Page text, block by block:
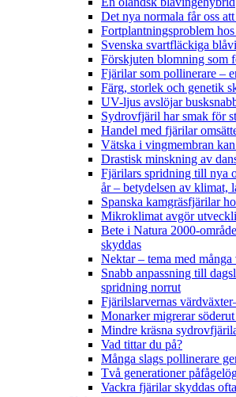
Det nya normala får oss
Fortplantningsproblem
Svenska svartfläckiga
Förskjuten blomning som
Fjärilar som pollinerare –
Färg, storlek och genetik
UV-ljus avslöjar
Sydrovfjäril har smak för
Handel med fjärilar
Vätska i vingmembran
Drastisk minskning av
Fjärilars spridning till nya
år– betydelsen av klimat,
Spanska kamgräsfjärilar
Mikroklimat avgör
Bete i Natura 2000-
skyddas
Nektar – tema med
Snabb anpassning till
spridning norrut
Fjärilslarvernas
Monarker migrerar
Mindre kräsna
Vad tittar du på?
Många slags pollinerare
Två generationer
Vackra fjärilar skyddas